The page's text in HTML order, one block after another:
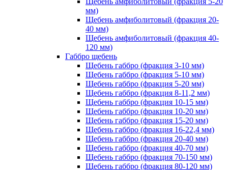
мм)
Щебень амфиболитовый (фракция 20-
40 мм)
Щебень амфиболитовый (фракция 40-
120 мм)
Габбро щебень
Щебень габбро (фракция 3-10 мм)
Щебень габбро (фракция 5-10 мм)
Щебень габбро (фракция 5-20 мм)
Щебень габбро (фракция 8-11,2 мм)
Щебень габбро (фракция 10-15 мм)
Щебень габбро (фракция 10-20 мм)
Щебень габбро (фракция 15-20 мм)
Щебень габбро (фракция 16-22,4 мм)
Щебень габбро (фракция 20-40 мм)
Щебень габбро (фракция 40-70 мм)
Щебень габбро (фракция 70-150 мм)
Щебень габбро (фракция 80-120 мм)